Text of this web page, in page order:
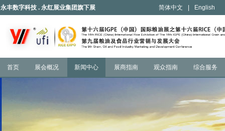
永丰数字科技 . 永红展业集团旗下展 简体中文 English
首页 展会概况 新闻中心 展商指南 观众指南 综合服务